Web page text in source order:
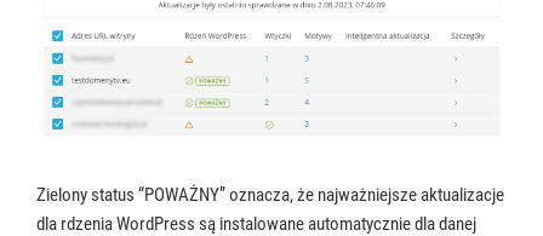
Zielony status “POWAŻNY” oznacza, że najważniejsze aktualizacje
dla rdzenia WordPress są instalowane automatycznie dla danej